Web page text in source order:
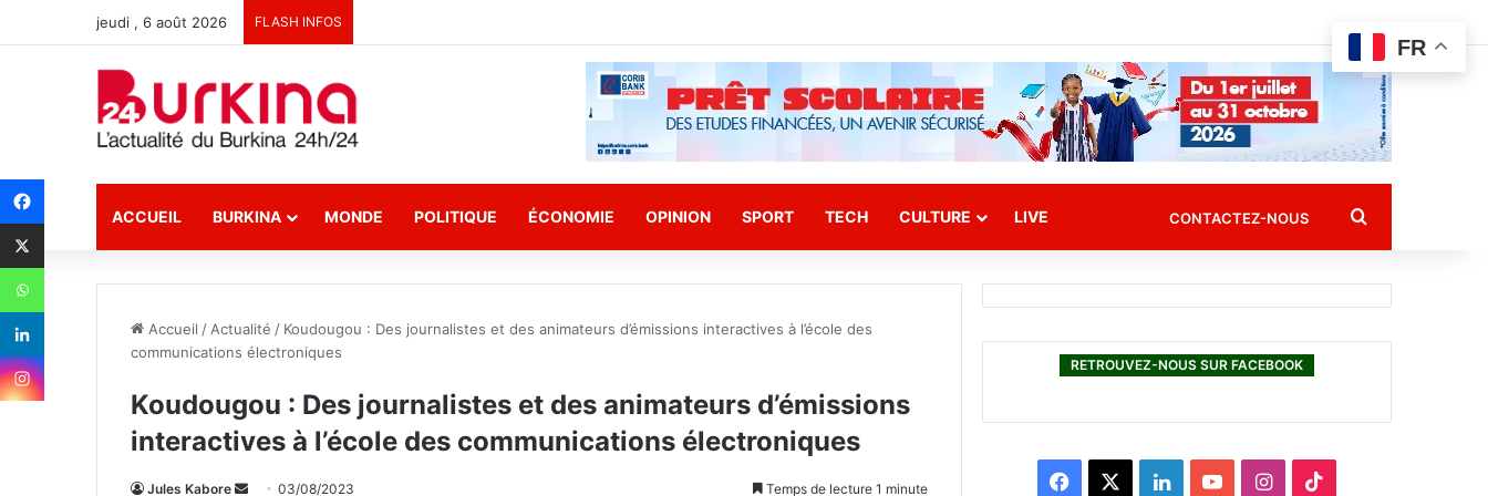
jeudi , 6 août 2026 FLASH INFOS
ACCUEIL BURKINA MONDE POLITIQUE ÉCONOMIE OPINION SPORT TECH CULTURE LIVE CONTACTEZ-NOUS Rechercher
Accueil / Actualité / Koudougou : Des journalistes et des animateurs d’émissions interactives à l’école des
communications électroniques
Koudougou : Des journalistes et des animateurs d’émissions
interactives à l’école des communications électroniques
Jules Kabore 03/08/2023 Temps de lecture 1 minute
RETROUVEZ-NOUS SUR FACEBOOK
L
I
FR